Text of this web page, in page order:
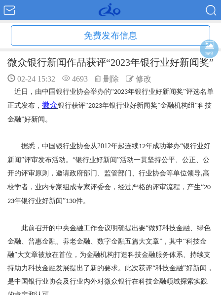
免费发布信息
微众银行新闻作品获评“2023年银行业好新闻奖”
02-24 15:32 4693 删除 修改
近日，由中国银行业协会举办的“2023年银行业好新闻奖”评选名单
正式发布， 微众银行获评“2023年银行业好新闻奖”金融机构组“科技
金融”好新闻。
据悉，中国银行业协会从2012年起连续12年成功举办“银行业好
新闻”评审发布活动。“银行业好新闻”活动一贯坚持公平、公正、公
开的评审原则，邀请政府部门、监管部门、行业协会等单位领导,高
校学者，业内专家组成专家评委会，经过严格的评审流程，产生“20
23年银行业好新闻”130件。
此前召开的中央金融工作会议明确提出要“做好科技金融、绿色
金融、普惠金融、养老金融、数字金融五篇大文章”，其中“科技金
融”大文章被放在首位，为金融机构打造科技金融服务体系、持续支
持助力科技金融发展提出了新的要求。此次获评“科技金融”好新闻，
是中国银行业协会及行业内外对微众银行在科技金融领域探索实践
海报